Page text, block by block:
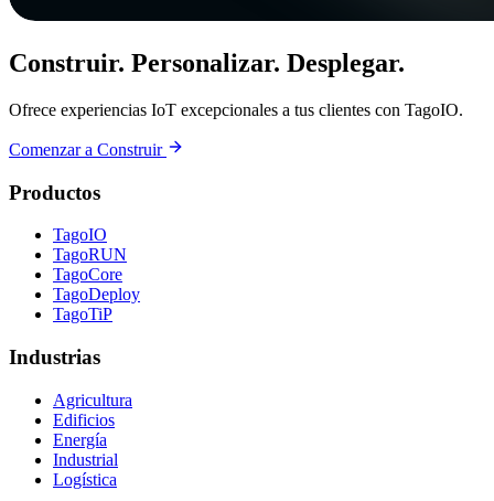
Construir. Personalizar. Desplegar.
Ofrece experiencias IoT excepcionales a tus clientes con TagoIO.
Comenzar a Construir
Productos
TagoIO
TagoRUN
TagoCore
TagoDeploy
TagoTiP
Industrias
Agricultura
Edificios
Energía
Industrial
Logística